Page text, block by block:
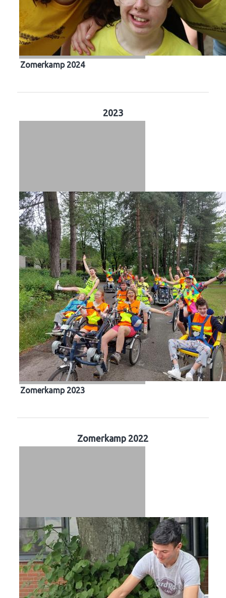
Zomerkamp 2024
2023
Zomerkamp 2023
Zomerkamp 2022